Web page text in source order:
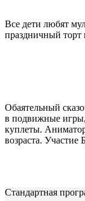
Все дети любят
праздничный торт
Обаятельный
в подвижные игры,
куплеты.
возраста.
Стандартная